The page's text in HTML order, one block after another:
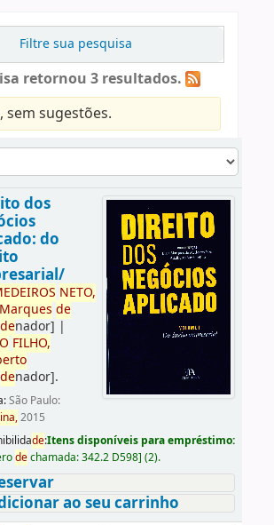
Filtre sua pesquisa
retornou 3 resultados.
sem sugestões.
dos
do
DEIROS NETO,
Marques de
denador] |
FILHO,
denador].
São Paulo:
2015
de:Itens disponíveis para empréstimo:
dechamada:342.2 D598] (2).
ao seu carrinho